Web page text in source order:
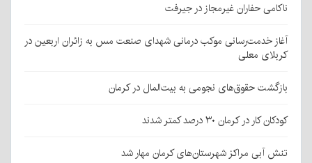
ناکامی حفاران غیرمجاز در جیرفت
آغاز خدمت‌رسانی موکب درمانی شهدای صنعت مس به زائران اربعین در
کربلای معلی
بازگشت حقوق‌های نجومی به بیت‌المال در کرمان
کودکان کار در کرمان ۳۰ درصد کمتر شدند
تنش آبی مراکز شهرستان‌های کرمان مهار شد